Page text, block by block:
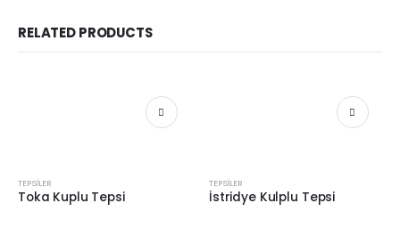
RELATED PRODUCTS
TEPSILER
Toka Kuplu Tepsi
TEPSILER
İstridye Kulplu Tepsi